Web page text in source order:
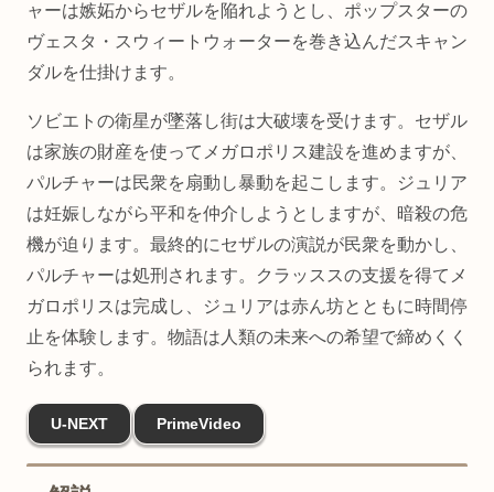
ャーは嫉妬からセザルを陥れようとし、ポップスターの
ヴェスタ・スウィートウォーターを巻き込んだスキャン
ダルを仕掛けます。
ソビエトの衛星が墜落し街は大破壊を受けます。セザル
は家族の財産を使ってメガロポリス建設を進めますが、
パルチャーは民衆を扇動し暴動を起こします。ジュリア
は妊娠しながら平和を仲介しようとしますが、暗殺の危
機が迫ります。最終的にセザルの演説が民衆を動かし、
パルチャーは処刑されます。クラッススの支援を得てメ
ガロポリスは完成し、ジュリアは赤ん坊とともに時間停
止を体験します。物語は人類の未来への希望で締めくく
られます。
U-NEXT PrimeVideo